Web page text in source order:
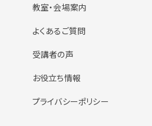
教室・会場案内
よくあるご質問
受講者の声
お役立ち情報
プライバシーポリシー